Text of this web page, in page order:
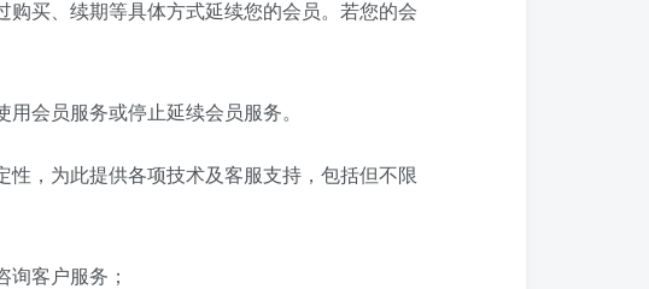
购买、续期等具体方式延续您的会员。若您的会
会员服务或停止延续会员服务。
，为此提供各项技术及客服支持，包括但不限
询客户服务；